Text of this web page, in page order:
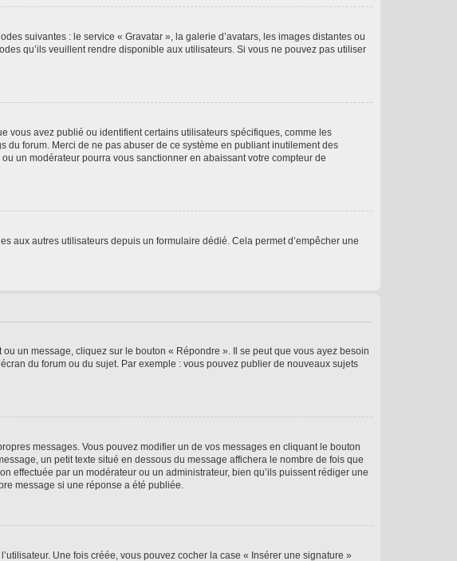
suivantes : le service « Gravatar », la galerie d’avatars, les images distantes ou
qu’ils veuillent rendre disponible aux utilisateurs. Si vous ne pouvez pas utiliser
vous avez publié ou identifient certains utilisateurs spécifiques, comme les
forum. Merci de ne pas abuser de ce système en publiant inutilement des
un modérateur pourra vous sanctionner en abaissant votre compteur de
aux autres utilisateurs depuis un formulaire dédié. Cela permet d’empêcher une
un message, cliquez sur le bouton « Répondre ». Il se peut que vous ayez besoin
du forum ou du sujet. Par exemple : vous pouvez publier de nouveaux sujets
messages. Vous pouvez modifier un de vos messages en cliquant le bouton
un petit texte situé en dessous du message affichera le nombre de fois que
effectuée par un modérateur ou un administrateur, bien qu’ils puissent rédiger une
message si une réponse a été publiée.
Une fois créée, vous pouvez cocher la case « Insérer une signature »